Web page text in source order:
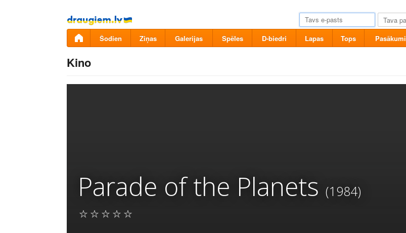
Pāriet
uz
saturu
Šodien Ziņas Galerijas Spēles D-biedri Lapas Tops Pasākumi
Kino
Parade of the Planets (1984)